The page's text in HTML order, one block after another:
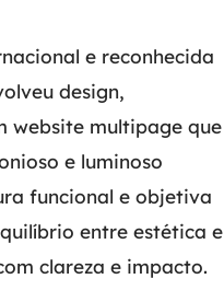
e reconhecida
design,
website multipage que
e luminoso
funcional e objetiva
entre estética e
clareza e impacto.